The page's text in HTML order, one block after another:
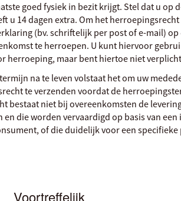
goed fysiek in bezit krijgt. Stel dat u op
u 14 dagen extra. Om het
(bv. schriftelijk per post of e-mail) op
te herroepen. U kunt hiervoor
herroeping, maar bent hiertoe niet
na te leven volstaat het om uw
te verzenden voordat de
bestaat niet bij overeenkomsten de
en die worden vervaardigd op basis van
of die duidelijk voor een
Voortreffelijk